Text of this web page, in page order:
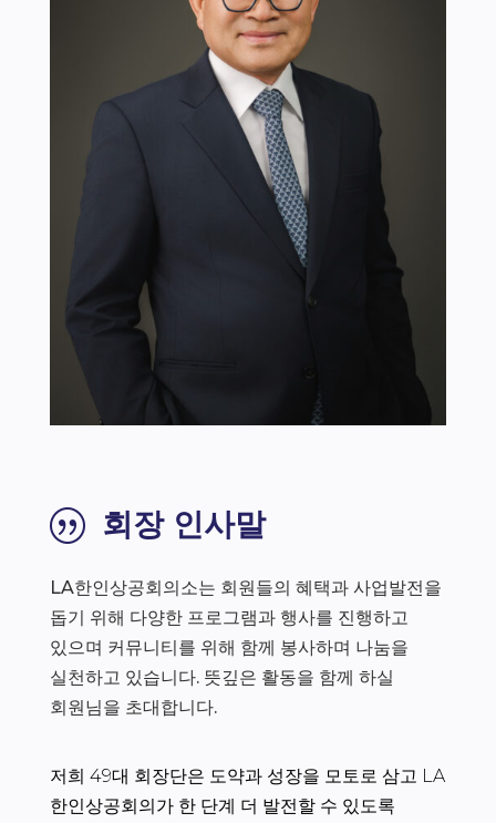
| 회장 인사말
LA한인상공회의소는 회원들의 혜택과 사업발전을
돕기 위해 다양한 프로그램과 행사를 진행하고
있으며 커뮤니티를 위해 함께 봉사하며 나눔을
실천하고 있습니다. 뜻깊은 활동을 함께 하실
회원님을 초대합니다.
저희 49대 회장단은 도약과 성장을 모토로 삼고 LA
한인상공회의가 한 단계 더 발전할 수 있도록